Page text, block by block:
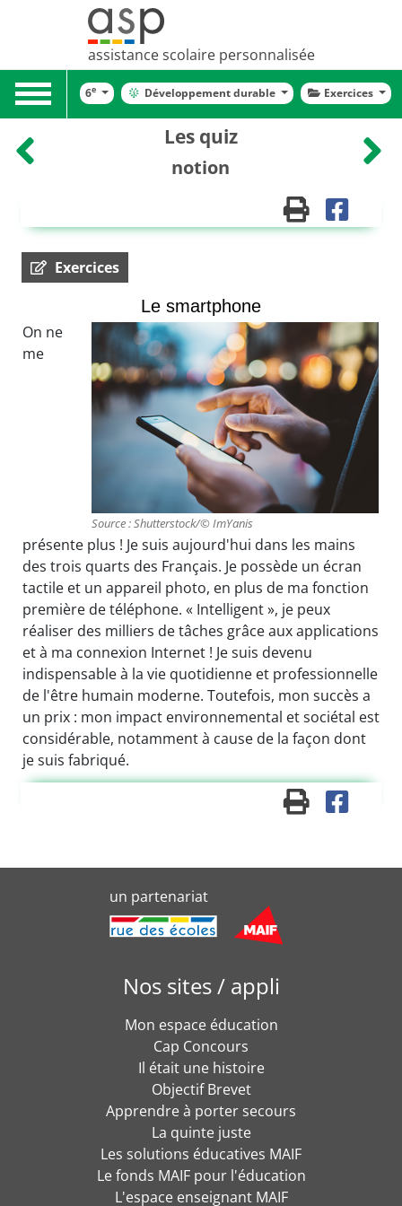
assistance scolaire personnalisée
Toggle
navigation
6e Développement durable Exercices
Les quiz
notion
Exercices
Le smartphone
Source : Shutterstock/© ImYanis
On ne
me
présente plus ! Je suis aujourd'hui dans les mains
des trois quarts des Français. Je possède un écran
tactile et un appareil photo, en plus de ma fonction
première de téléphone. « Intelligent », je peux
réaliser des milliers de tâches grâce aux applications
et à ma connexion Internet ! Je suis devenu
indispensable à la vie quotidienne et professionnelle
de l'être humain moderne. Toutefois, mon succès a
un prix : mon impact environnemental et sociétal est
considérable, notamment à cause de la façon dont
je suis fabriqué.
un partenariat
Nos sites / appli
Mon espace éducation
Cap Concours
Il était une histoire
Objectif Brevet
Apprendre à porter secours
La quinte juste
Les solutions éducatives MAIF
Le fonds MAIF pour l'éducation
L'espace enseignant MAIF